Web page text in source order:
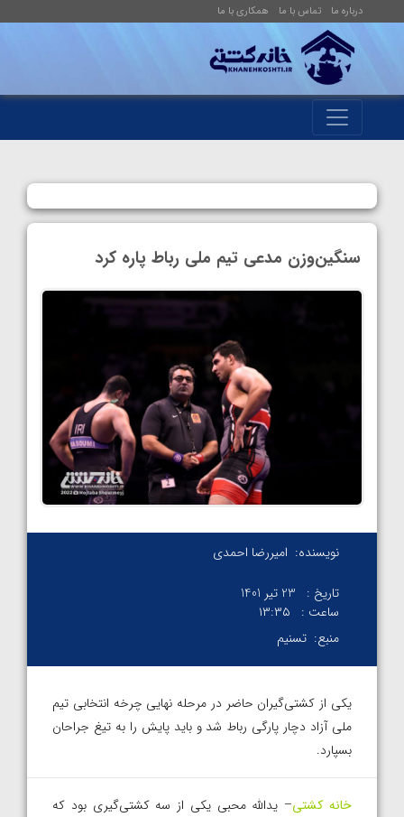
درباره ما تماس با ما همکاری با ما
سنگین‌‌وزن مدعی تیم ملی رباط پاره کرد
نویسنده: امیررضا احمدی
تاریخ :
23 تیر 1401
ساعت :
۱۳:۳۵
منبع: تسنیم
یکی از کشتی‌گیران حاضر در مرحله نهایی چرخه انتخابی تیم
ملی آزاد دچار پارگی رباط شد و باید پایش را به تیغ جراحان
بسپارد.
خانه کشتی– یدالله محبی یکی از سه کشتی‌گیری بود که